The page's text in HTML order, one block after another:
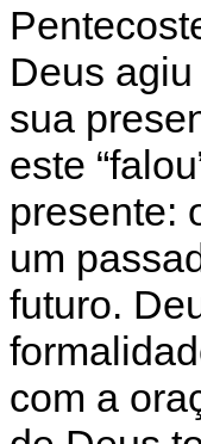
Deus
sua
este
presente:
um
futuro.
com a